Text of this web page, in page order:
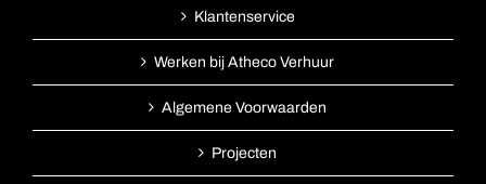
Klantenservice
Werken bij Atheco Verhuur
Algemene Voorwaarden
Projecten